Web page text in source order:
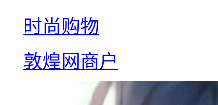
时尚购物
敦煌网商户